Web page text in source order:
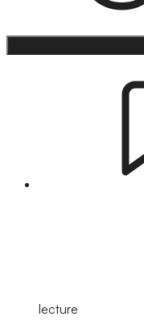
lecture